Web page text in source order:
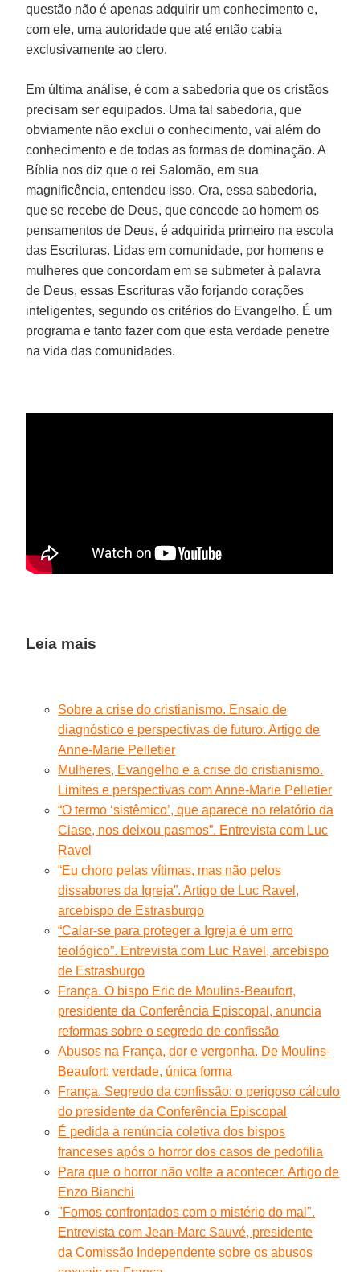
questão não é apenas adquirir um conhecimento e,
com ele, uma autoridade que até então cabia
exclusivamente ao clero.
Em última análise, é com a sabedoria que os cristãos
precisam ser equipados. Uma tal sabedoria, que
obviamente não exclui o conhecimento, vai além do
conhecimento e de todas as formas de dominação. A
Bíblia nos diz que o rei Salomão, em sua
magnificência, entendeu isso. Ora, essa sabedoria,
que se recebe de Deus, que concede ao homem os
pensamentos de Deus, é adquirida primeiro na escola
das Escrituras. Lidas em comunidade, por homens e
mulheres que concordam em se submeter à palavra
de Deus, essas Escrituras vão forjando corações
inteligentes, segundo os critérios do Evangelho. É um
programa e tanto fazer com que esta verdade penetre
na vida das comunidades.
Leia mais
Sobre a crise do cristianismo. Ensaio de
diagnóstico e perspectivas de futuro. Artigo de
Anne-Marie Pelletier
Mulheres, Evangelho e a crise do cristianismo.
Limites e perspectivas com Anne-Marie Pelletier
“O termo ‘sistêmico’, que aparece no relatório da
Ciase, nos deixou pasmos”. Entrevista com Luc
Ravel
“Eu choro pelas vítimas, mas não pelos
dissabores da Igreja”. Artigo de Luc Ravel,
arcebispo de Estrasburgo
“Calar-se para proteger a Igreja é um erro
teológico”. Entrevista com Luc Ravel, arcebispo
de Estrasburgo
França. O bispo Eric de Moulins-Beaufort,
presidente da Conferência Episcopal, anuncia
reformas sobre o segredo de confissão
Abusos na França, dor e vergonha. De Moulins-
Beaufort: verdade, única forma
França. Segredo da confissão: o perigoso cálculo
do presidente da Conferência Episcopal
É pedida a renúncia coletiva dos bispos
franceses após o horror dos casos de pedofilia
Para que o horror não volte a acontecer. Artigo de
Enzo Bianchi
"Fomos confrontados com o mistério do mal".
Entrevista com Jean-Marc Sauvé, presidente
da Comissão Independente sobre os abusos